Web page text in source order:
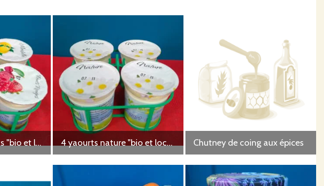
4 yaourts aux fruits "bio et local" 4 yaourts nature "bio et local" Chutney de coing aux épices